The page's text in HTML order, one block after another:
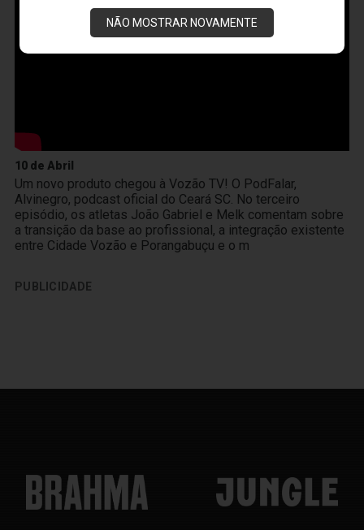
NÃO MOSTRAR NOVAMENTE
10 de Abril
Um novo produto chegou à Vozão TV! O PodFalar,
Alvinegro, podcast oficial do Ceará SC. No terceiro
episódio, os atletas João Gabriel e Melk comentam sobre
a transição da base ao profissional, a integração existente
entre Cidade Vozão e Porangabuçu e o m
PUBLICIDADE